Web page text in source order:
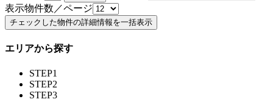
表示物件数／ページ
エリアから探す
STEP1
STEP2
STEP3